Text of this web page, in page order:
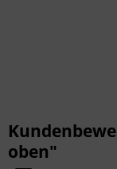
oben"